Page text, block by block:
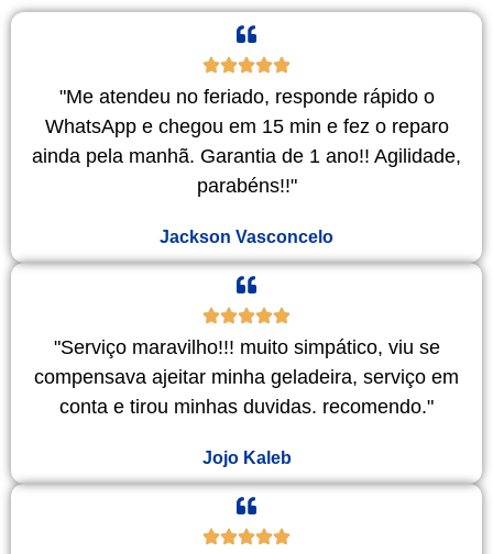
"Me atendeu no feriado, responde rápido o
WhatsApp e chegou em 15 min e fez o reparo
ainda pela manhã. Garantia de 1 ano!! Agilidade,
parabéns!!"
Jackson Vasconcelo
"Serviço maravilho!!! muito simpático, viu se
compensava ajeitar minha geladeira, serviço em
conta e tirou minhas duvidas. recomendo."
Jojo Kaleb